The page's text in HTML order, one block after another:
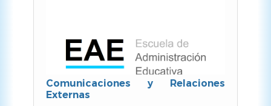
Comunicaciones y Relaciones
Externas